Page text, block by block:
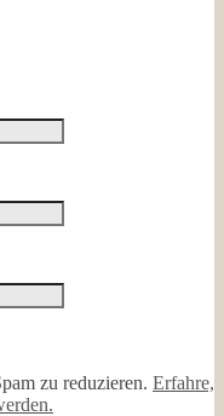
zu reduzieren. Erfahre,